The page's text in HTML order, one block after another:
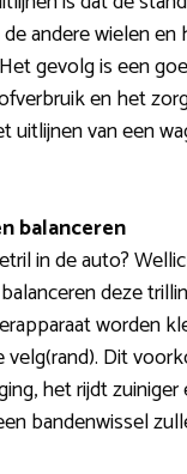
andere wielen
gevolg is een
en het
uitlijnen van een
balanceren
in de auto?
deze
worden
Dit
het rijdt
bandenwissel